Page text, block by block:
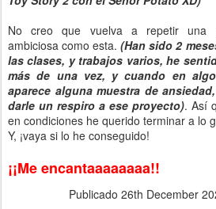
No creo que vuelva a repetir una
ambiciosa como esta. (Han sido 2
las clases, y trabajos varios, he
más de una vez, y cuando en
aparece alguna muestra de
darle un respiro a ese proyecto). Así
en condiciones he querido terminar a lo
Y, ¡vaya si lo he conseguido!
¡¡Me encantaaaaaaaa!!
Publicado 26th December